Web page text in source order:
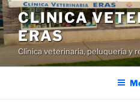
Saltar
al
contenido
CLINICA
ERAS
Clínica veterinaria, peluquería y